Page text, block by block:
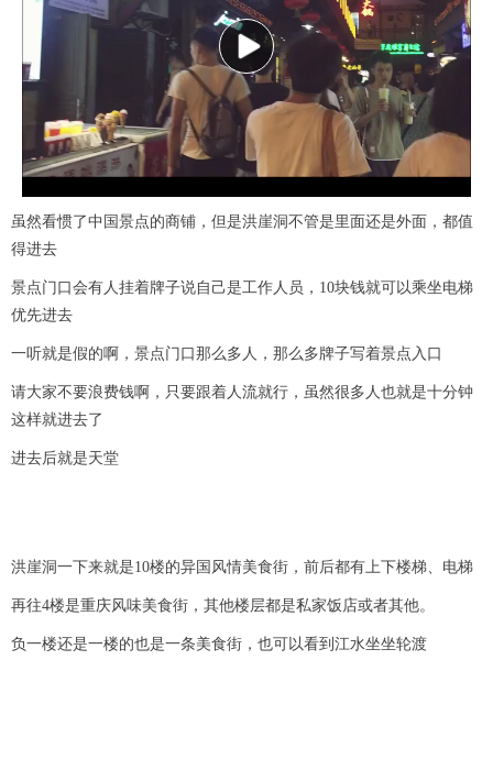
P
l
a
V
i
d
虽然看惯了中国景点的商铺，但是洪崖洞不管是里面还是外面，都值
得进去
景点门口会有人挂着牌子说自己是工作人员，10块钱就可以乘坐电梯
优先进去
一听就是假的啊，景点门口那么多人，那么多牌子写着景点入口
请大家不要浪费钱啊，只要跟着人流就行，虽然很多人也就是十分钟
这样就进去了
进去后就是天堂
洪崖洞一下来就是10楼的异国风情美食街，前后都有上下楼梯、电梯
再往4楼是重庆风味美食街，其他楼层都是私家饭店或者其他。
负一楼还是一楼的也是一条美食街，也可以看到江水坐坐轮渡